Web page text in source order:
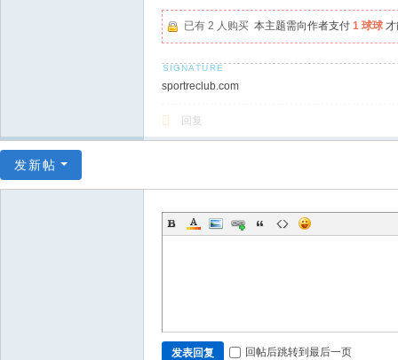
已有 2 人购买 本主题需向作者支付 1 球球
sportreclub.com
回复
发新帖
发表回复 回帖后跳转到最后一页